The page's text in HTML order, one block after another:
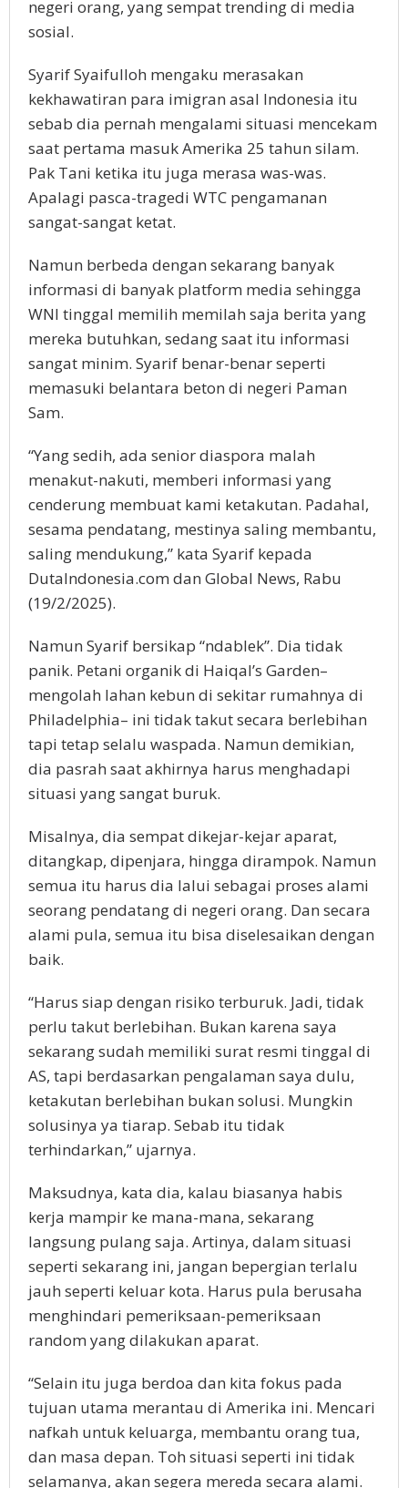
negeri orang, yang sempat trending di media
sosial.
Syarif Syaifulloh mengaku merasakan
kekhawatiran para imigran asal Indonesia itu
sebab dia pernah mengalami situasi mencekam
saat pertama masuk Amerika 25 tahun silam.
Pak Tani ketika itu juga merasa was-was.
Apalagi pasca-tragedi WTC pengamanan
sangat-sangat ketat.
Namun berbeda dengan sekarang banyak
informasi di banyak platform media sehingga
WNI tinggal memilih memilah saja berita yang
mereka butuhkan, sedang saat itu informasi
sangat minim. Syarif benar-benar seperti
memasuki belantara beton di negeri Paman
Sam.
“Yang sedih, ada senior diaspora malah
menakut-nakuti, memberi informasi yang
cenderung membuat kami ketakutan. Padahal,
sesama pendatang, mestinya saling membantu,
saling mendukung,” kata Syarif kepada
DutaIndonesia.com dan Global News, Rabu
(19/2/2025).
Namun Syarif bersikap “ndablek”. Dia tidak
panik. Petani organik di Haiqal’s Garden–
mengolah lahan kebun di sekitar rumahnya di
Philadelphia– ini tidak takut secara berlebihan
tapi tetap selalu waspada. Namun demikian,
dia pasrah saat akhirnya harus menghadapi
situasi yang sangat buruk.
Misalnya, dia sempat dikejar-kejar aparat,
ditangkap, dipenjara, hingga dirampok. Namun
semua itu harus dia lalui sebagai proses alami
seorang pendatang di negeri orang. Dan secara
alami pula, semua itu bisa diselesaikan dengan
baik.
“Harus siap dengan risiko terburuk. Jadi, tidak
perlu takut berlebihan. Bukan karena saya
sekarang sudah memiliki surat resmi tinggal di
AS, tapi berdasarkan pengalaman saya dulu,
ketakutan berlebihan bukan solusi. Mungkin
solusinya ya tiarap. Sebab itu tidak
terhindarkan,” ujarnya.
Maksudnya, kata dia, kalau biasanya habis
kerja mampir ke mana-mana, sekarang
langsung pulang saja. Artinya, dalam situasi
seperti sekarang ini, jangan bepergian terlalu
jauh seperti keluar kota. Harus pula berusaha
menghindari pemeriksaan-pemeriksaan
random yang dilakukan aparat.
“Selain itu juga berdoa dan kita fokus pada
tujuan utama merantau di Amerika ini. Mencari
nafkah untuk keluarga, membantu orang tua,
dan masa depan. Toh situasi seperti ini tidak
selamanya, akan segera mereda secara alami.